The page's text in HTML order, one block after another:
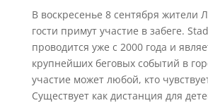
В воскресенье 8 сентября жители
гости примут участие в забеге.
проводится уже с 2000 года и
крупнейших беговых событий в
участие может любой, кто
Существует как дистанция для